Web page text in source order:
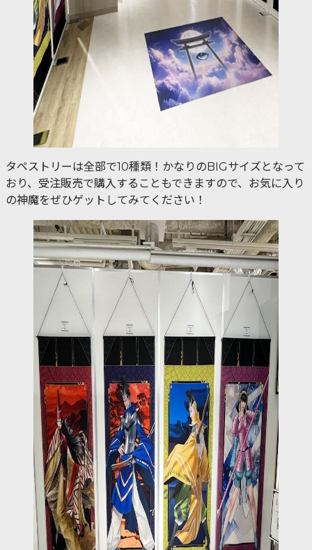
タペストリーは全部で10種類！かなりのBIGサイズとなって
おり、受注販売で購入することもできますので、お気に入り
の神魔をぜひゲットしてみてください！